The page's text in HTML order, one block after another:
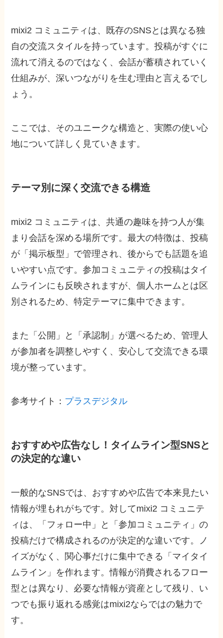
mixi2 コミュニティは、既存のSNSとは異なる独
自の交流スタイルを持っています。投稿がすぐに
流れて消えるのではなく、会話が蓄積されていく
仕組みが、深いつながりを生む理由と言えるでし
ょう。
ここでは、そのユニークな構造と、実際の使い心
地について詳しく見ていきます。
テーマ別に深く交流できる構造
mixi2 コミュニティは、共通の趣味を持つ人が集
まり会話を深める場所です。最大の特徴は、投稿
が「掲示板型」で管理され、後からでも話題を追
いやすい点です。参加コミュニティの投稿はタイ
ムラインにも反映されますが、個人ホームとは区
別されるため、特定テーマに集中できます。
また「公開」と「承認制」が選べるため、管理人
が参加者を調整しやすく、安心して交流できる環
境が整っています。
参考サイト： プラスデジタル
おすすめや広告なし！タイムライン型SNSと
の決定的な違い
一般的なSNSでは、おすすめや広告で本来見たい
情報が埋もれがちです。対してmixi2 コミュニテ
ィは、「フォロー中」と「参加コミュニティ」の
投稿だけで構成されるのが決定的な違いです。ノ
イズがなく、関心事だけに集中できる「マイタイ
ムライン」を作れます。情報が消費されるフロー
型とは異なり、必要な情報が資産として残り、い
つでも振り返れる感覚はmixi2ならではの魅力で
す。